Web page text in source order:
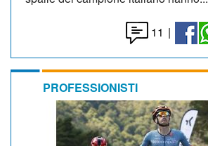
11 |
PROFESSIONISTI